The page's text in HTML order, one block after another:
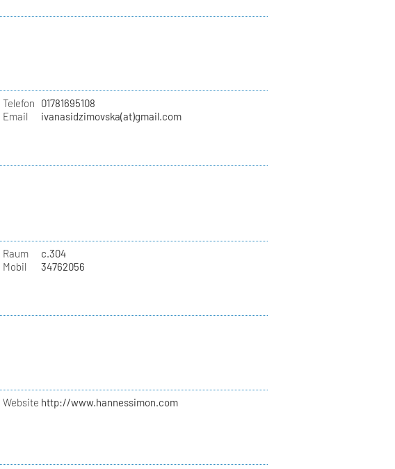
Telefon
01781695108
Email
ivanasidzimovska(at)gmail.com
Raum
c.304
Mobil
34762056
Website http://www.hannessimon.com